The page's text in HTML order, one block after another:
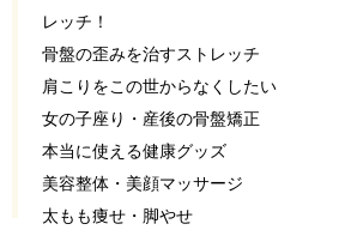
レッチ！
骨盤の歪みを治すストレッチ
肩こりをこの世からなくしたい
女の子座り・産後の骨盤矯正
本当に使える健康グッズ
美容整体・美顔マッサージ
太もも痩せ・脚やせ